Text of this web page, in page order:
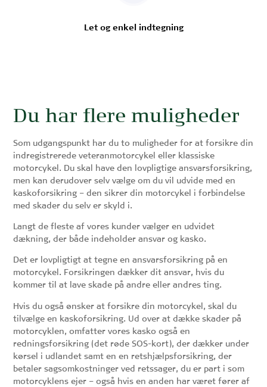
Let og enkel indtegning
Du har flere muligheder
Som udgangspunkt har du to muligheder for at forsikre din
indregistrerede veteranmotorcykel eller klassiske
motorcykel. Du skal have den lovpligtige ansvarsforsikring,
men kan derudover selv vælge om du vil udvide med en
kaskoforsikring – den sikrer din motorcykel i forbindelse
med skader du selv er skyld i.
Langt de fleste af vores kunder vælger en udvidet
dækning, der både indeholder ansvar og kasko.
Det er lovpligtigt at tegne en ansvarsforsikring på en
motorcykel. Forsikringen dækker dit ansvar, hvis du
kommer til at lave skade på andre eller andres ting.
Hvis du også ønsker at forsikre din motorcykel, skal du
tilvælge en kaskoforsikring. Ud over at dække skader på
motorcyklen, omfatter vores kasko også en
redningsforsikring (det røde SOS-kort), der dækker under
kørsel i udlandet samt en en retshjælpsforsikring, der
betaler sagsomkostninger ved retssager, du er part i som
motorcyklens ejer – også hvis en anden har været fører af